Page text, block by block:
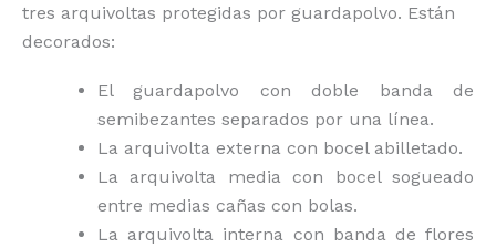
tres arquivoltas protegidas por guardapolvo. Están
decorados:
El guardapolvo con doble banda de
semibezantes separados por una línea.
La arquivolta externa con bocel abilletado.
La arquivolta media con bocel sogueado
entre medias cañas con bolas.
La arquivolta interna con banda de flores